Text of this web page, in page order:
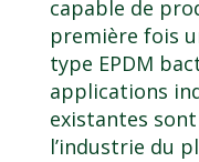
capable de
première fois
type EPDM
applications
existantes
l’industrie du